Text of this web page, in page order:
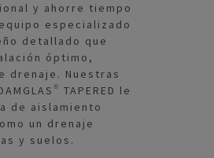
y ahorre tiempo
especializado
detallado que
óptimo,
drenaje. Nuestras
TAPERED le
de aislamiento
un drenaje
y suelos.